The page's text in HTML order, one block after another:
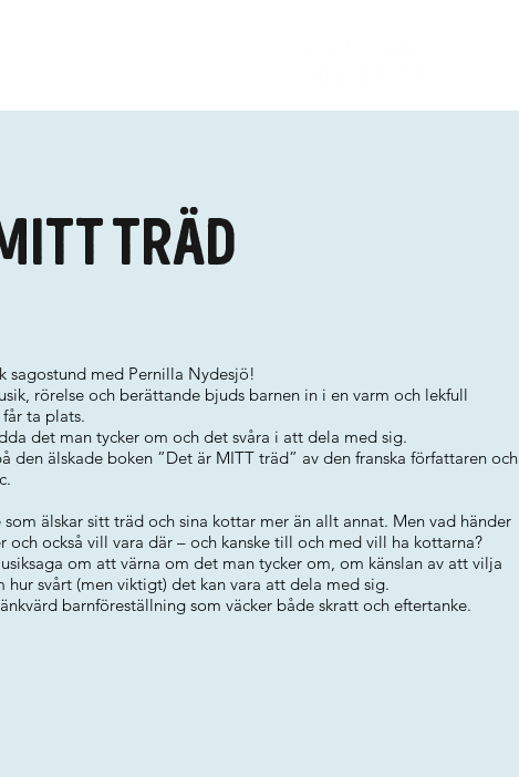
träd
sagostund med Pernilla Nydesjö!
rörelse och berättande bjuds barnen in i en varm och lekfull
ta plats.
det man tycker om och det svåra i att dela med sig.
den älskade boken ”Det är MITT träd” av den franska författaren och
älskar sitt träd och sina kottar mer än allt annat. Men vad händer
och också vill vara där – och kanske till och med vill ha kottarna?
om att värna om det man tycker om, om känslan av att vilja
hur svårt (men viktigt) det kan vara att dela med sig.
barnföreställning som väcker både skratt och eftertanke.